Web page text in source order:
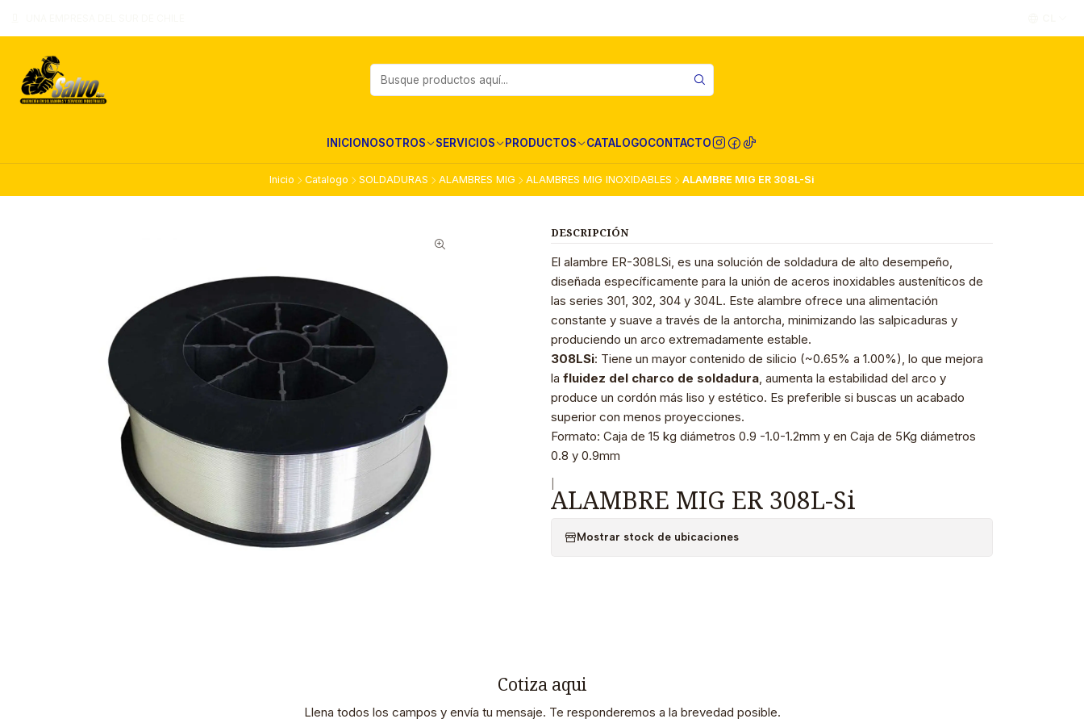
INICIONOSOTROS SERVICIOS PRODUCTOS CATALOGOCONTACTO
Inicio Catalogo SOLDADURAS ALAMBRES MIG ALAMBRES MIG INOXIDABLES ALAMBRE MIG ER 308L-Si
DESCRIPCIÓN
El alambre ER-308LSi, es una solución de soldadura de alto desempeño,
diseñada específicamente para la unión de aceros inoxidables austeníticos de
las series 301, 302, 304 y 304L. Este alambre ofrece una alimentación
constante y suave a través de la antorcha, minimizando las salpicaduras y
produciendo un arco extremadamente estable.
308LSi: Tiene un mayor contenido de silicio (~0.65% a 1.00%), lo que mejora
lafluidez del charco de soldadura, aumenta la estabilidad del arco y
produce un cordón más liso y estético. Es preferible si buscas un acabado
superior con menos proyecciones.
Formato: Caja de 15 kg diámetros 0.9 -1.0-1.2mm y en Caja de 5Kg diámetros
0.8 y 0.9mm
ALAMBRE MIG ER 308L-Si
Mostrar stock de ubicaciones
Cotiza aqui
Llena todos los campos y envía tu mensaje. Te responderemos a la brevedad posible.